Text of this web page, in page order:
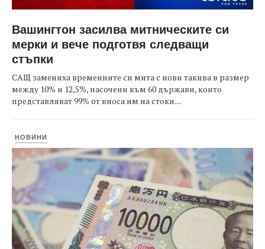
Вашингтон засилва митническите си
мерки и вече подготвя следващи
стъпки
САЩ замениха временните си мита с нови такива в размер
между 10% и 12,5%, насочени към 60 държави, които
представляват 99% от вноса им на стоки....
НОВИНИ